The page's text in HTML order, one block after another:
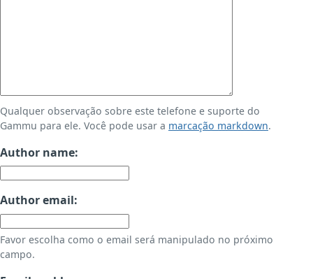
Qualquer observação sobre este telefone e suporte do
Gammu para ele. Você pode usar a marcação markdown.
Author name:
Author email:
Favor escolha como o email será manipulado no próximo
campo.